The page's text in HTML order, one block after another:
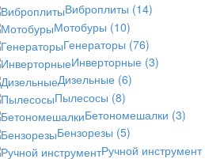
Виброплиты (14)
Мотобуры (10)
Генераторы (76)
Инверторные (3)
Дизельные (6)
Пылесосы (8)
Бетономешалки (3)
Бензорезы (5)
Ручной инструмент